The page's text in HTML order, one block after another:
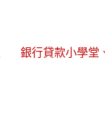
銀行貸款小學堂